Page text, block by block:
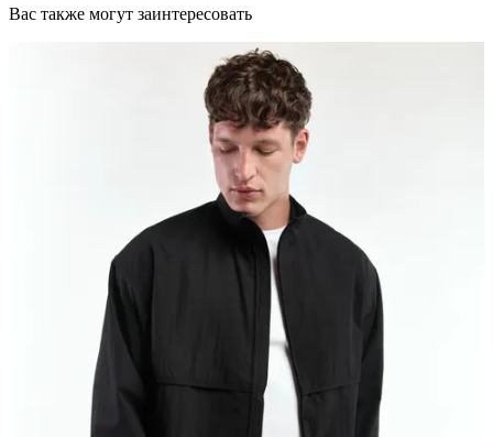
Вас также могут заинтересовать